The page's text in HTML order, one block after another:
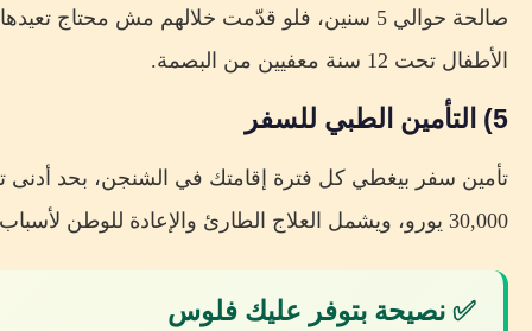
صالحة حوالي 5 سنين، فلو قدّمت خلالهم مش محتاج
الأطفال تحت 12 سنة معفيين من البصمة.
5) التأمين الطبي للسفر
تأمين سفر بيغطي كل فترة إقامتك في الشنجن، بحد أدنى
30,000 يورو، ويشمل العلاج الطارئ والإعادة للوطن لأسباب طبية.
✅ نصيحة بتوفر عليك فلوس